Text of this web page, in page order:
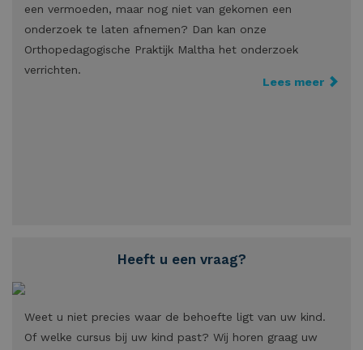
een vermoeden, maar nog niet van gekomen een
onderzoek te laten afnemen? Dan kan onze
Orthopedagogische Praktijk Maltha het onderzoek
verrichten.
Lees meer
Heeft u een vraag?
Weet u niet precies waar de behoefte ligt van uw kind.
Of welke cursus bij uw kind past? Wij horen graag uw